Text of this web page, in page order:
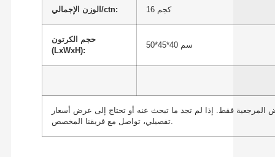
الوزن الإجمالي/ctn: 16 كجم
حجم الكرتون
(LxWxH):
50*45*40 سم
المرجعية فقط. إذا لم تجد ما تبحث عنه أو تحتاج إلى عرض أسعار
تفصيلي، تواصل مع فريقنا المخصص.